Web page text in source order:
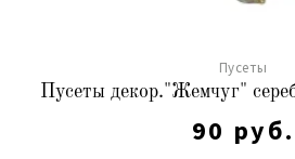
Пусеты
Пусеты декор."Жемчуг"
90 руб.